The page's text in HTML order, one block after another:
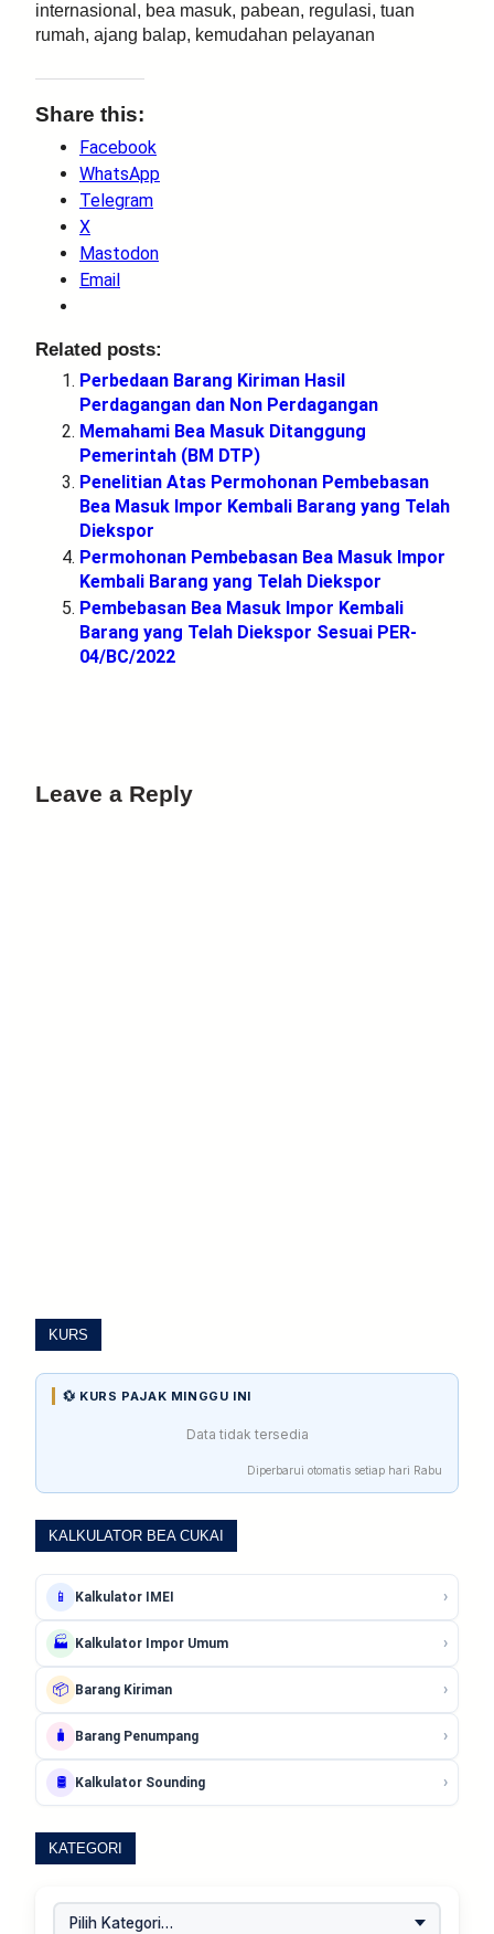
internasional, bea masuk, pabean, regulasi, tuan
rumah, ajang balap, kemudahan pelayanan
Share this:
Facebook
WhatsApp
Telegram
X
Mastodon
Email
Related posts:
Perbedaan Barang Kiriman Hasil
Perdagangan dan Non Perdagangan
Memahami Bea Masuk Ditanggung
Pemerintah (BM DTP)
Penelitian Atas Permohonan Pembebasan
Bea Masuk Impor Kembali Barang yang Telah
Diekspor
Permohonan Pembebasan Bea Masuk Impor
Kembali Barang yang Telah Diekspor
Pembebasan Bea Masuk Impor Kembali
Barang yang Telah Diekspor Sesuai PER-
04/BC/2022
Leave a Reply
KURS
💱 KURS PAJAK MINGGU INI
Data tidak tersedia
Diperbarui otomatis setiap hari Rabu
KALKULATOR BEA CUKAI
📱 Kalkulator IMEI ›
🏭 Kalkulator Impor Umum ›
📦 Barang Kiriman ›
🧳 Barang Penumpang ›
🛢️ Kalkulator Sounding ›
KATEGORI